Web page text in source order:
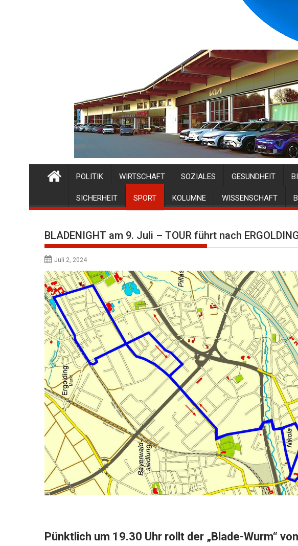
POLITIK WIRTSCHAFT SOZIALES GESUNDHEIT
SICHERHEIT SPORT KOLUMNE WISSENSCHAFT
BLADENIGHT am 9. Juli – TOUR führt nach
Juli 2, 2024
Pünktlich um 19.30 Uhr rollt der „Blade-Wurm“